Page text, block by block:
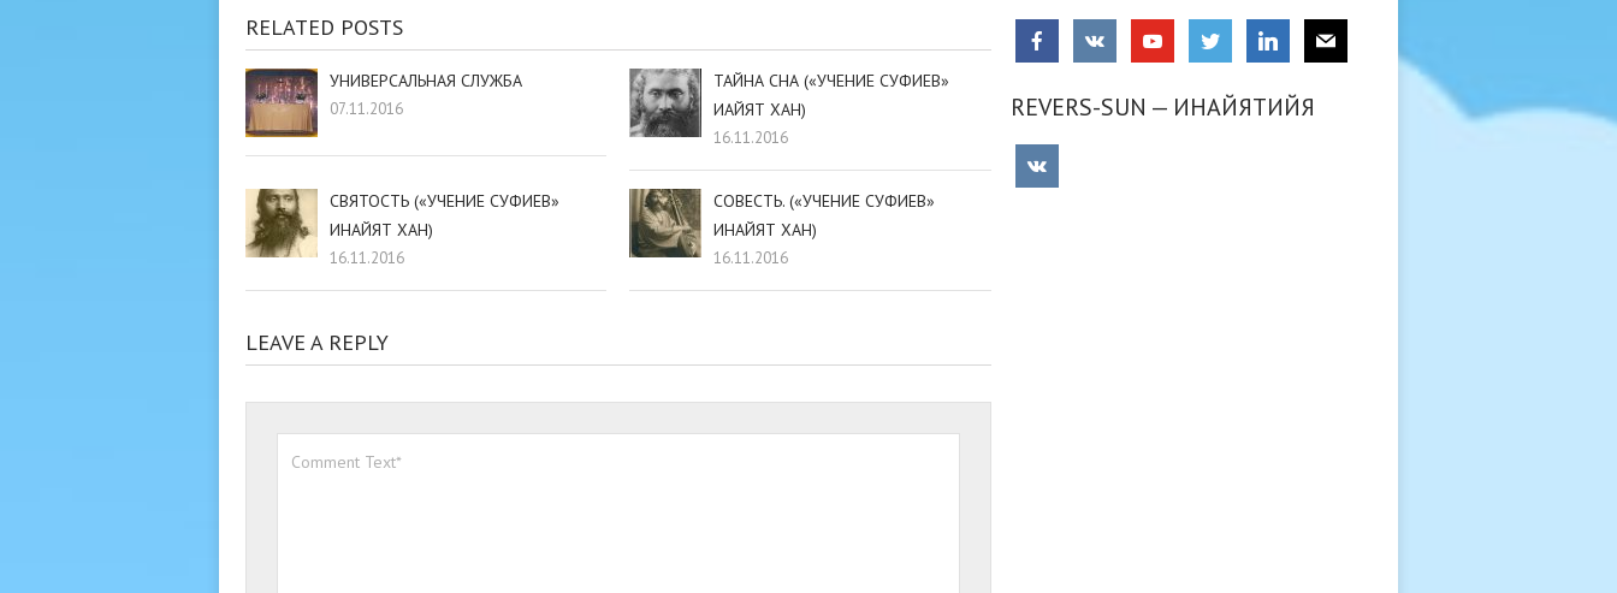
RELATED POSTS
УНИВЕРСАЛЬНАЯ СЛУЖБА
07.11.2016
ТАЙНА СНА («УЧЕНИЕ СУФИЕВ»
ИАЙЯТ ХАН)
16.11.2016
СВЯТОСТЬ («УЧЕНИЕ СУФИЕВ»
ИНАЙЯТ ХАН)
16.11.2016
СОВЕСТЬ. («УЧЕНИЕ СУФИЕВ»
ИНАЙЯТ ХАН)
16.11.2016
LEAVE A REPLY
REVERS-SUN — ИНАЙЯТИЙЯ